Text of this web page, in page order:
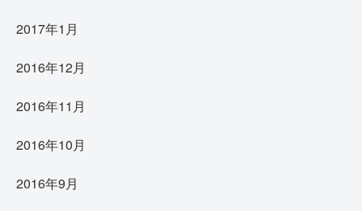
2017年1月
2016年12月
2016年11月
2016年10月
2016年9月